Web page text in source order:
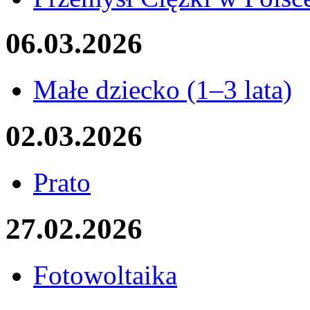
06.03.2026
Małe dziecko (1–3 lata)
02.03.2026
Prato
27.02.2026
Fotowoltaika